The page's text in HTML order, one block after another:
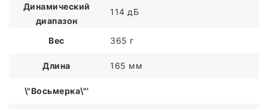
Динамический
диапазон
114 дБ
Вес 365 г
Длина 165 мм
\"Восьмерка\"'